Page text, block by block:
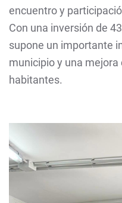
encuentro y
Con una inversión de
supone un importante
municipio y una mejora
habitantes.